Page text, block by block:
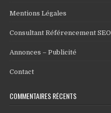
Mentions Légales
Consultant Référencement SEO
Annonces – Publicité
Contact
COMMENTAIRES RÉCENTS